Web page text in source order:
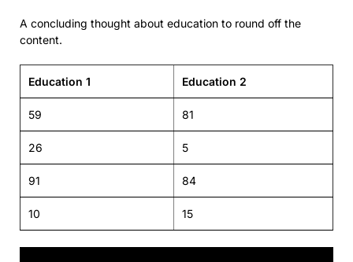
A concluding thought about education to round off the
content.
Education 1 Education 2
59 81
26 5
91 84
10 15